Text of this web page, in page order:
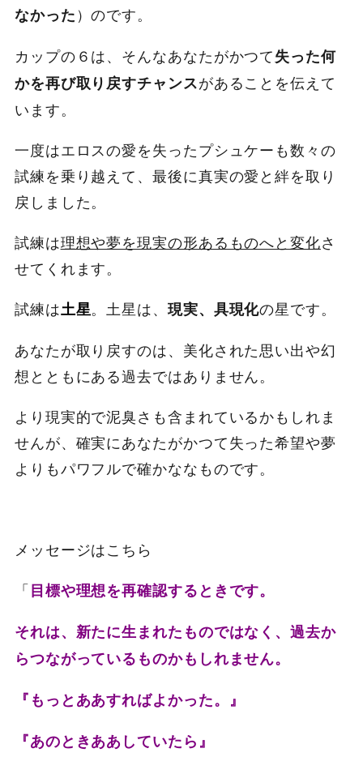
なかった）のです。
カップの６は、そんなあなたがかつて失った何
かを再び取り戻すチャンスがあることを伝えて
います。
一度はエロスの愛を失ったプシュケーも数々の
試練を乗り越えて、最後に真実の愛と絆を取り
戻しました。
試練は理想や夢を現実の形あるものへと変化さ
せてくれます。
試練は土星。土星は、 現実、具現化の星です。
あなたが取り戻すのは、美化された思い出や幻
想とともにある過去ではありません。
より現実的で泥臭さも含まれているかもしれま
せんが、確実にあなたがかつて失った希望や夢
よりもパワフルで確かななものです。
メッセージはこちら
「目標や理想を再確認するときです。
それは、新たに生まれたものではなく、過去か
らつながっているものかもしれません。
『もっとああすればよかった。』
『あのときああしていたら』